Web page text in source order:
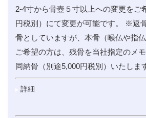
2-4寸から骨壺５寸以上への変更をご
円税別）にて変更が可能です。 ※返
骨としていますが、本骨（喉仏や指
ご希望の方は、残骨を当社指定のメ
同納骨（別途5,000円税別）いたしま
詳細